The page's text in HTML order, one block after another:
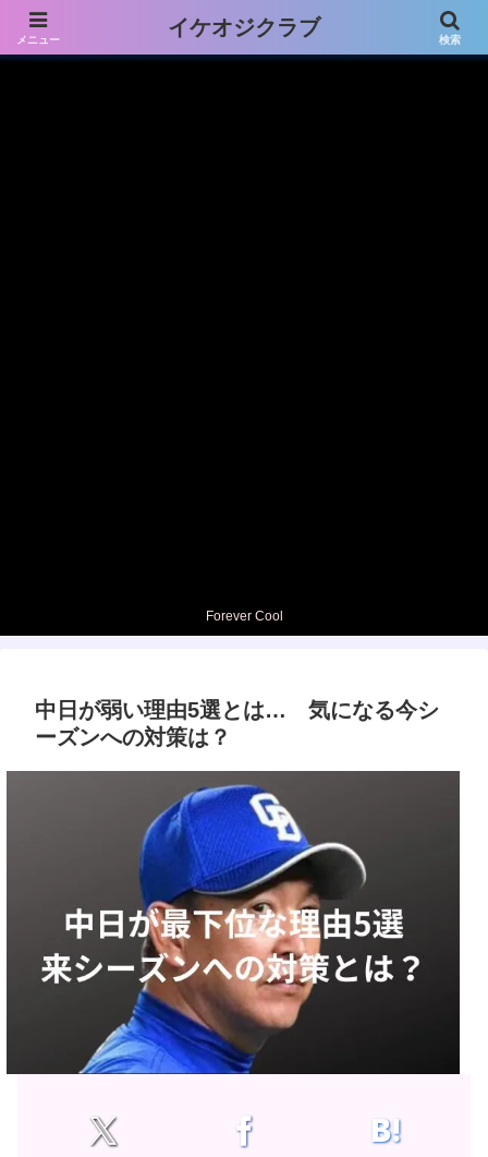
Forever Cool
プライバシーポリシー免責事項 お問い合わせフォーム
プロフィール
中日が弱い理由5選とは… 気になる今シ
ーズンへの対策は？
メニュー
イケオジクラブ
検索